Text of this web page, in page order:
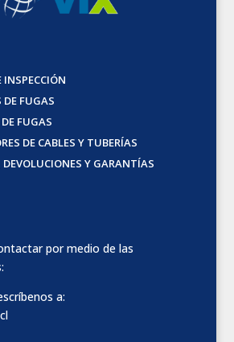
INSPECCIÓN
DE FUGAS
FUGAS
DE CABLES Y TUBERÍAS
DEVOLUCIONES Y GARANTÍAS
por medio de las
a: